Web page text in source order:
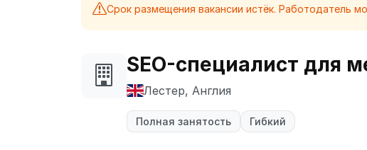
Срок размещения вакансии истёк. Работодатель
SEO-специалист для
Лестер, Англия
Полная занятость Гибкий